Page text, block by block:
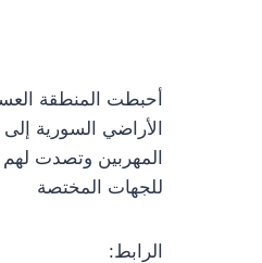
أحبطت المنطقة
الأراضي السورية
المهربين وتصدت
للجهات المختصة
الرابط: